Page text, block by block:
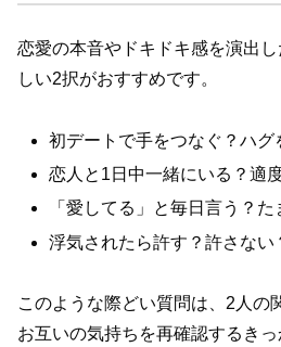
恋愛の本音やドキドキ感を演出
しい2択がおすすめです。
初デートで手をつなぐ？ハグ
恋人と1日中一緒にいる？適
「愛してる」と毎日言う？た
浮気されたら許す？許さない
このような際どい質問は、2人の
お互いの気持ちを再確認するき